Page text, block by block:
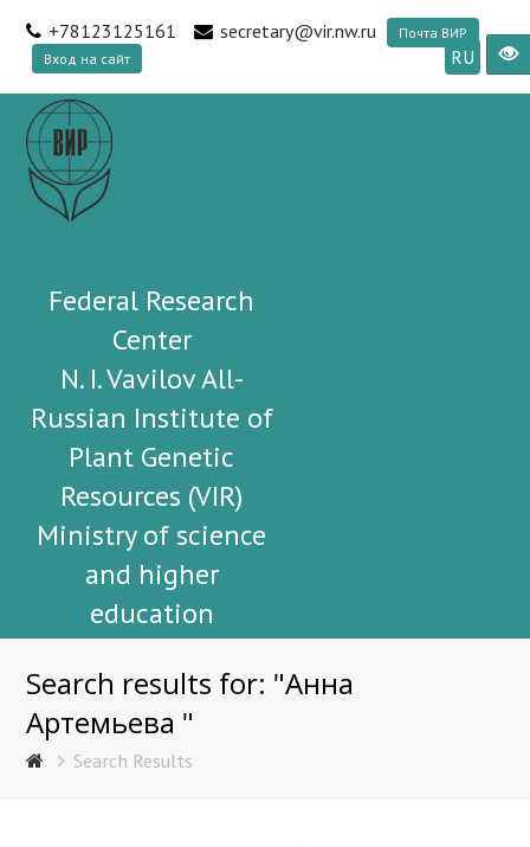
+78123125161 secretary@vir.nw.ru
Почта ВИР
Вход на сайт
RU
Federal Research
Center
N. I. Vavilov All-
Russian Institute of
Plant Genetic
Resources (VIR)
Ministry of science
and higher
education
Search results for: "Анна
Артемьева "
Search Results